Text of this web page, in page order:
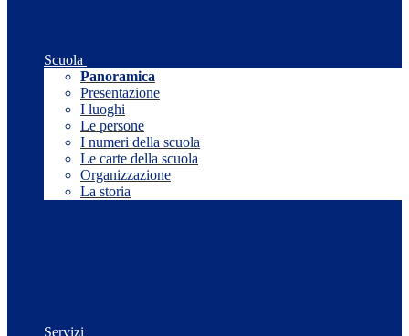
Scuola
Panoramica
Presentazione
I luoghi
Le persone
I numeri della scuola
Le carte della scuola
Organizzazione
La storia
Servizi